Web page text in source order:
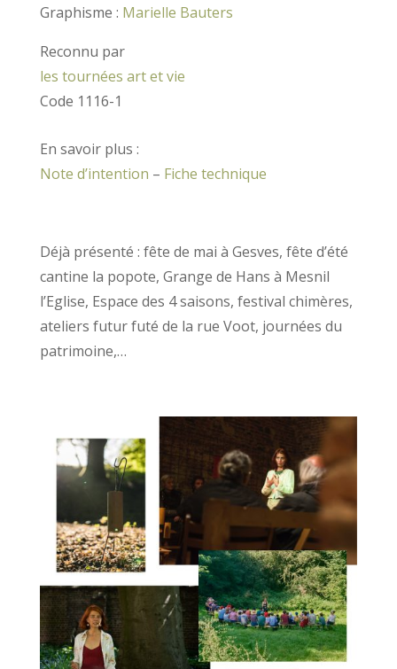
Graphisme : Marielle Bauters
Reconnu par
les tournées art et vie
Code 1116-1
En savoir plus :
Note d’intention – Fiche technique
Déjà présenté : fête de mai à Gesves, fête d’été
cantine la popote, Grange de Hans à Mesnil
l’Eglise, Espace des 4 saisons, festival chimères,
ateliers futur futé de la rue Voot, journées du
patrimoine,…